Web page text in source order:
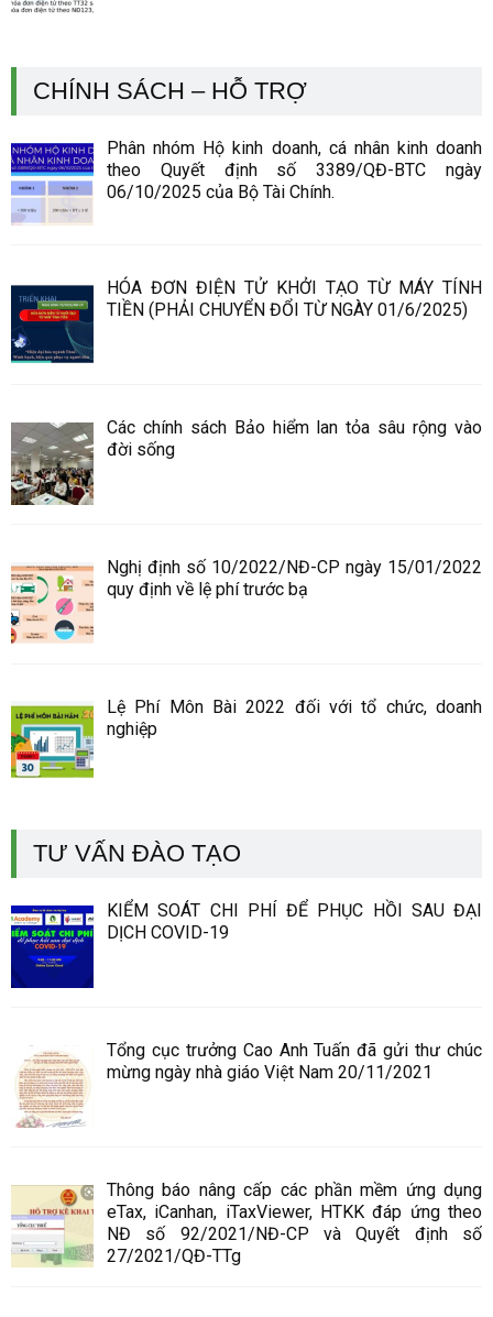
CHÍNH SÁCH – HỖ TRỢ
Phân nhóm Hộ kinh doanh, cá nhân kinh doanh
theo Quyết định số 3389/QĐ-BTC ngày
06/10/2025 của Bộ Tài Chính.
HÓA ĐƠN ĐIỆN TỬ KHỞI TẠO TỪ MÁY TÍNH
TIỀN (PHẢI CHUYỂN ĐỔI TỪ NGÀY 01/6/2025)
Các chính sách Bảo hiểm lan tỏa sâu rộng vào
đời sống
Nghị định số 10/2022/NĐ-CP ngày 15/01/2022
quy định về lệ phí trước bạ
Lệ Phí Môn Bài 2022 đối với tổ chức, doanh
nghiệp
TƯ VẤN ĐÀO TẠO
KIỂM SOÁT CHI PHÍ ĐỂ PHỤC HỒI SAU ĐẠI
DỊCH COVID-19
Tổng cục trưởng Cao Anh Tuấn đã gửi thư chúc
mừng ngày nhà giáo Việt Nam 20/11/2021
Thông báo nâng cấp các phần mềm ứng dụng
eTax, iCanhan, iTaxViewer, HTKK đáp ứng theo
NĐ số 92/2021/NĐ-CP và Quyết định số
27/2021/QĐ-TTg